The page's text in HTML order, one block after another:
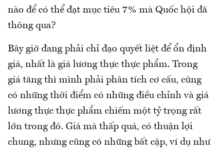
nào để có thể đạt mục tiêu 7% mà Quốc hội đã
thông qua?
Bây giờ đang phải chỉ đạo quyết liệt để ổn định
giá, nhất là giá lương thực thực phẩm. Trong
giá tăng thì mình phải phân tích cơ cấu, cũng
có những thời điểm có những điều chỉnh và giá
lương thực thực phẩm chiếm một tỷ trọng rất
lớn trong đó. Giá mà thấp quá, có thuận lợi
chung, nhưng cũng có những bất cập, ví dụ như